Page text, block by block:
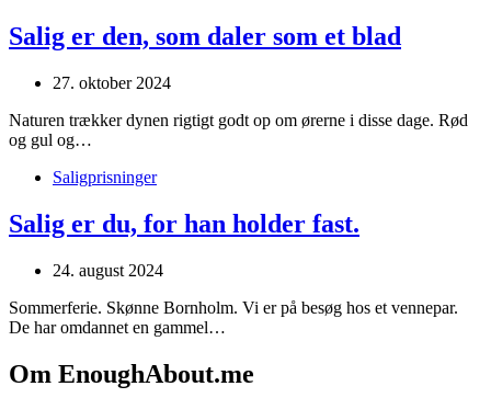
Salig er den, som daler som et blad
27. oktober 2024
Naturen trækker dynen rigtigt godt op om ørerne i disse dage. Rød
og gul og…
Saligprisninger
Salig er du, for han holder fast.
24. august 2024
Sommerferie. Skønne Bornholm. Vi er på besøg hos et vennepar.
De har omdannet en gammel…
Om EnoughAbout.me